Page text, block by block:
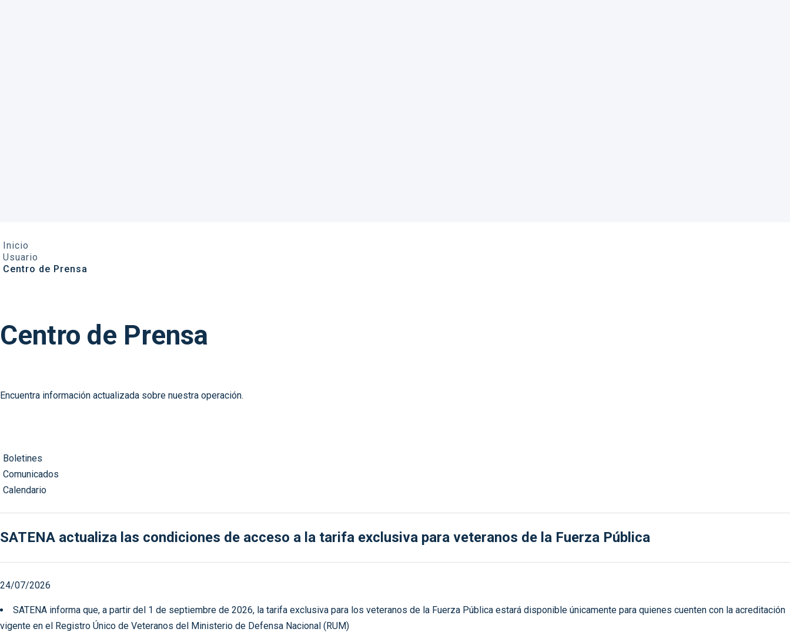
Inicio
Usuario
Centro de Prensa
Centro de Prensa
Encuentra información actualizada sobre nuestra operación.
Boletines
Comunicados
Calendario
SATENA actualiza las condiciones de acceso a la tarifa exclusiva para veteranos de la Fuerza Pública
24/07/2026
SATENA informa que, a partir del 1 de septiembre de 2026, la tarifa exclusiva para los veteranos de la Fuerza Pública estará disponible únicamente para quienes cuenten con la acreditación
vigente en el Registro Único de Veteranos del Ministerio de Defensa Nacional (RUM)